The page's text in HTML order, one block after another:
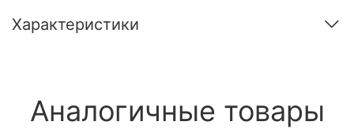
Характеристики
Аналогичные товары